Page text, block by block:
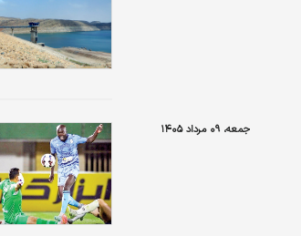
جمعه، ۰۹ مرداد ۱۴۰۵